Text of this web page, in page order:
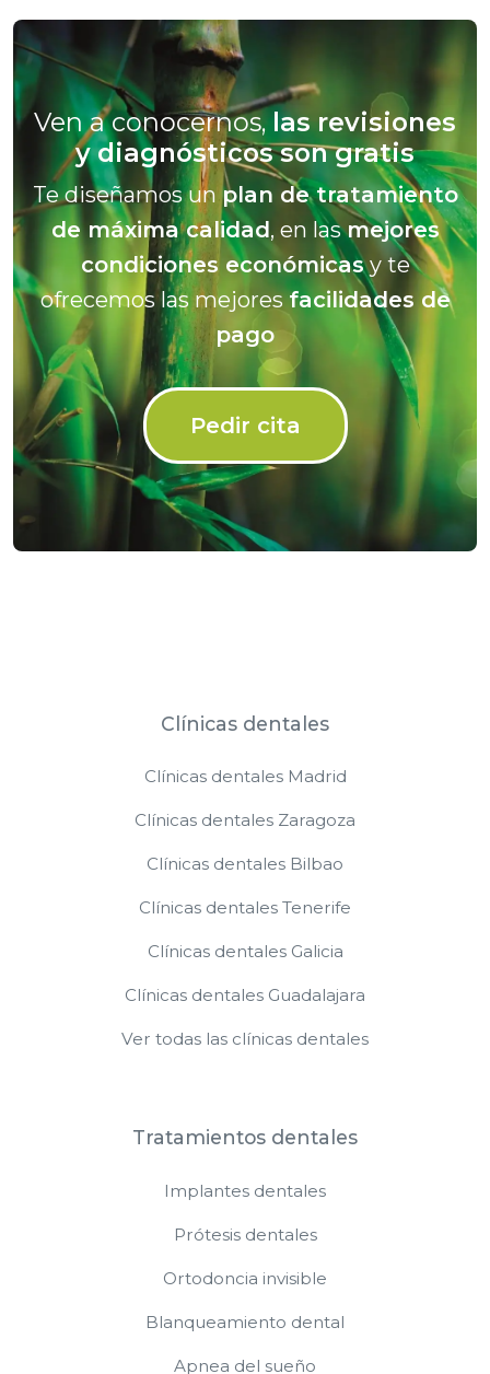
Ven a conocernos, las revisiones
y diagnósticos son gratis
Te diseñamos un plan de tratamiento
de máxima calidad, en lasmejores
condiciones económicasy te
ofrecemos las mejoresfacilidades de
pago
Pedir cita
Clínicas dentales
Clínicas dentales Madrid
Clínicas dentales Zaragoza
Clínicas dentales Bilbao
Clínicas dentales Tenerife
Clínicas dentales Galicia
Clínicas dentales Guadalajara
Ver todas las clínicas dentales
Tratamientos dentales
Implantes dentales
Prótesis dentales
Ortodoncia invisible
Blanqueamiento dental
Apnea del sueño